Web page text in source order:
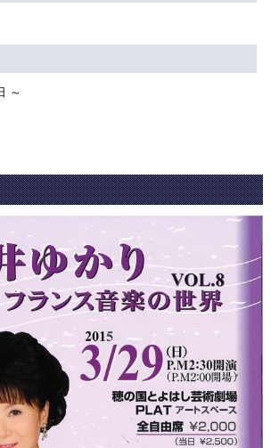
出版物・映像
プ トップに戻る
～